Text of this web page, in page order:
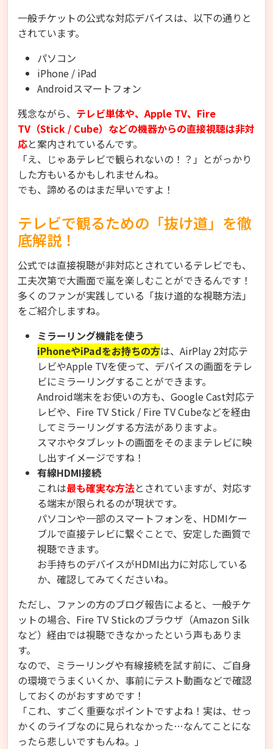
一般チケットの公式な対応デバイスは、以下の通りと
されています。
パソコン
iPhone / iPad
Androidスマートフォン
残念ながら、 テレビ単体や、Apple TV、Fire
TV（Stick / Cube）などの機器からの直接視聴は非対
応と案内されているんです。
「え、じゃあテレビで観られないの！？」とがっかり
した方もいるかもしれませんね。
でも、諦めるのはまだ早いですよ！
テレビで観るための「抜け道」を徹
底解説！
公式では直接視聴が非対応とされているテレビでも、
工夫次第で大画面で嵐を楽しむことができるんです！
多くのファンが実践している「抜け道的な視聴方法」
をご紹介しますね。
ミラーリング機能を使う
iPhoneやiPadをお持ちの方は、AirPlay 2対応テ
レビやApple TVを使って、デバイスの画面をテレ
ビにミラーリングすることができます。
Android端末をお使いの方も、Google Cast対応テ
レビや、Fire TV Stick / Fire TV Cubeなどを経由
してミラーリングする方法がありますよ。
スマホやタブレットの画面をそのままテレビに映
し出すイメージですね！
有線HDMI接続
これは最も確実な方法とされていますが、対応す
る端末が限られるのが現状です。
パソコンや一部のスマートフォンを、HDMIケー
ブルで直接テレビに繋ぐことで、安定した画質で
視聴できます。
お手持ちのデバイスがHDMI出力に対応している
か、確認してみてくださいね。
ただし、ファンの方のブログ報告によると、一般チケ
ットの場合、Fire TV Stickのブラウザ（Amazon Silk
など）経由では視聴できなかったという声もありま
す。
なので、ミラーリングや有線接続を試す前に、ご自身
の環境でうまくいくか、事前にテスト動画などで確認
しておくのがおすすめです！
「これ、すごく重要なポイントですよね！実は、せっ
かくのライブなのに見られなかった…なんてことにな
ったら悲しいですもんね。」